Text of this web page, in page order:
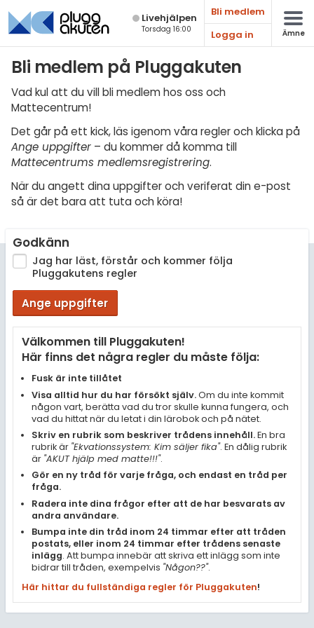
Live­hjälpen
Torsdag 16:00
Bli medlem
Logga in
Ämne
Bli medlem på Pluggakuten
Vad kul att du vill bli medlem hos oss och
Mattecentrum!
Det går på ett kick, läs igenom våra regler och klicka på
Ange uppgifter – du kommer då komma till
Mattecentrums medlemsregistrering.
När du angett dina uppgifter och veriferat din e-post
så är det bara att tuta och köra!
Godkänn
Jag har läst, förstår och kommer följa
Pluggakutens regler
Ange uppgifter
Välkommen till Pluggakuten!
Här finns det några regler du måste följa:
Fusk är inte tillåtet
Visa alltid hur du har försökt själv.Om du inte kommit
någon vart, berätta vad du tror skulle kunna fungera, och
vad du hittat när du letat i din lärobok och på nätet.
Skriv en rubrik som beskriver trådens innehåll.En bra
rubrik är "Ekvationssystem: Kim säljer fika". En dålig rubrik
är "AKUT hjälp med matte!!!".
Gör en ny tråd för varje fråga, och endast en tråd per
fråga.
Radera inte dina frågor efter att de har besvarats av
andra användare.
Bumpa inte din tråd inom 24 timmar efter att tråden
postats, eller inom 24 timmar efter trådens senaste
inlägg. Att bumpa innebär att skriva ett inlägg som inte
bidrar till tråden, exempelvis "Någon??".
Här hittar du fullständiga regler för Pluggakuten!
Matematik
Fysik
Biologi
Teknik & Bygg
Programmering
Engelska
Ekonomi
Övriga diskussioner
Livehjälpen
Regler
För lärare
3 inloggade
Om Pluggakuten